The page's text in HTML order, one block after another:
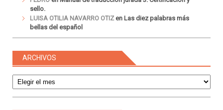
sello.
LUISA OTILIA NAVARRO OTIZen Las diez palabras más
bellas del español
ARCHIVOS